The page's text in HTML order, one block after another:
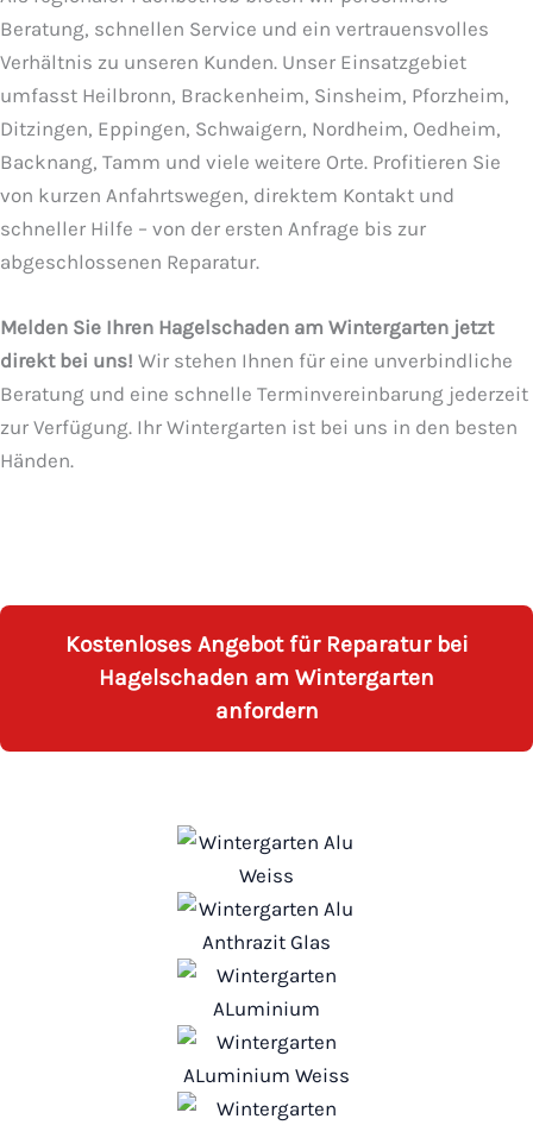
Beratung, schnellen Service und ein vertrauensvolles
Verhältnis zu unseren Kunden. Unser Einsatzgebiet
umfasst Heilbronn, Brackenheim, Sinsheim, Pforzheim,
Ditzingen, Eppingen, Schwaigern, Nordheim, Oedheim,
Backnang, Tamm und viele weitere Orte. Profitieren Sie
von kurzen Anfahrtswegen, direktem Kontakt und
schneller Hilfe – von der ersten Anfrage bis zur
abgeschlossenen Reparatur.
Melden Sie Ihren Hagelschaden am Wintergarten jetzt
direkt bei uns! Wir stehen Ihnen für eine unverbindliche
Beratung und eine schnelle Terminvereinbarung jederzeit
zur Verfügung. Ihr Wintergarten ist bei uns in den besten
Händen.
Kostenloses Angebot für Reparatur bei
Hagelschaden am Wintergarten
anfordern